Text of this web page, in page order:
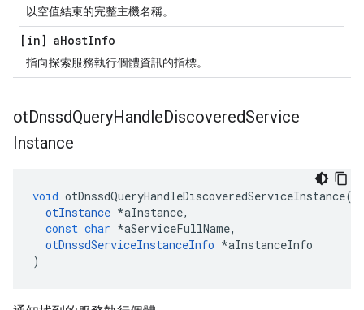
以空值結束的完整主機名稱。
[in] aHostInfo
指向探索服務執行個體資訊的指標。
otDnssdQueryHandleDiscoveredService
Instance
void otDnssdQueryHandleDiscoveredServiceInstance(
otInstance *aInstance,
const char *aServiceFullName,
otDnssdServiceInstanceInfo *aInstanceInfo
)